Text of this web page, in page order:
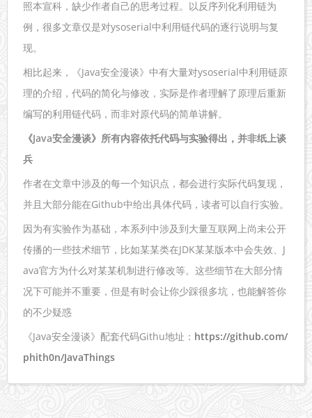
照本宣科，缺少作者自己的思考过程。以反序列化利用链为
例，很多文章仅是对ysoserial中利用链代码的逐行说明与复
现。
相比起来，《Java安全漫谈》中有大量对ysoserial中利用链原
理的介绍，代码的简化与修改，实际是作者理解了原理后重新
编写的利用链代码，而非对原代码的简单讲解。
《Java安全漫谈》所有内容依托代码与实验得出，并非纸上谈
兵
作者在文章中涉及的每一个知识点，都会进行实际代码复现，
并且大部分能在Github中给出具体代码，读者可以自行实验。
因为有实验作为基础，本系列中涉及到大量互联网上尚未公开
传播的一些技术细节，比如某某类在JDK某某版本中会失效、J
ava官方为什么对某某机制进行修改等。这些细节在大部分情
况下可能并不重要，但是有时会让你少踩很多坑，也能解答你
的不少疑惑
《Java安全漫谈》配套代码Githu地址： https://github.com/
phith0n/JavaThings